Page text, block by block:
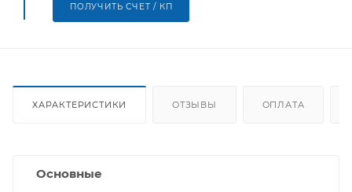
ПОЛУЧИТЬ СЧЕТ / КП
ХАРАКТЕРИСТИКИ ОТЗЫВЫ ОПЛАТА
Основные